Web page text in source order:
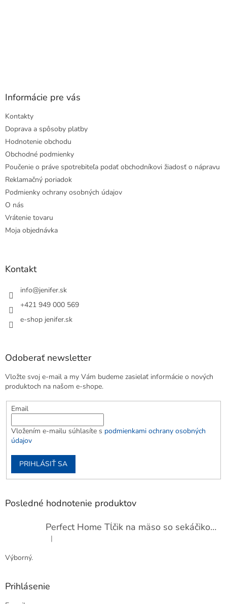
Informácie pre vás
Kontakty
Doprava a spôsoby platby
Hodnotenie obchodu
Obchodné podmienky
Poučenie o práve spotrebiteľa podať obchodníkovi žiadosť o nápravu
Reklamačný poriadok
Podmienky ochrany osobných údajov
O nás
Vrátenie tovaru
Moja objednávka
Kontakt
info@jenifer.sk
+421 949 000 569
e-shop jenifer.sk
Odoberať newsletter
Vložte svoj e-mail a my Vám budeme zasielať informácie o nových
produktoch na našom e-shope.
Email
Vložením e-mailu súhlasíte s podmienkami ochrany osobných
údajov
PRIHLÁSIŤ SA
Posledné hodnotenie produktov
Perfect Home Tĺčik na mäso so sekáčikom, 56893
Hodnotenie produktu je 5 z 5 hviezdičiek.
|
Výborný.
Prihlásenie